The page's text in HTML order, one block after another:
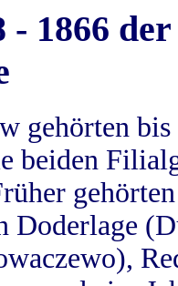
- 1866
gehörten
beiden
Doderlage